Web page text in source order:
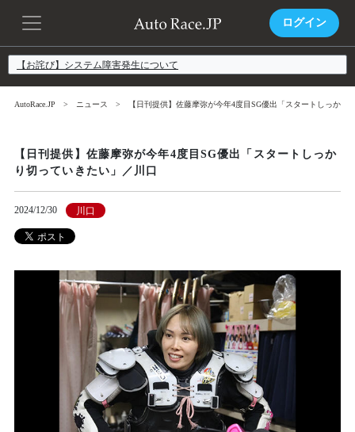
ログイン
【お詫び】システム障害発生について
AutoRace.JP ニュース 【日刊提供】佐藤摩弥が今年4度目SG優出「スタートしっかり
【日刊提供】佐藤摩弥が今年4度目SG優出「スタートしっか
り切っていきたい」／川口
2024/12/30 川口